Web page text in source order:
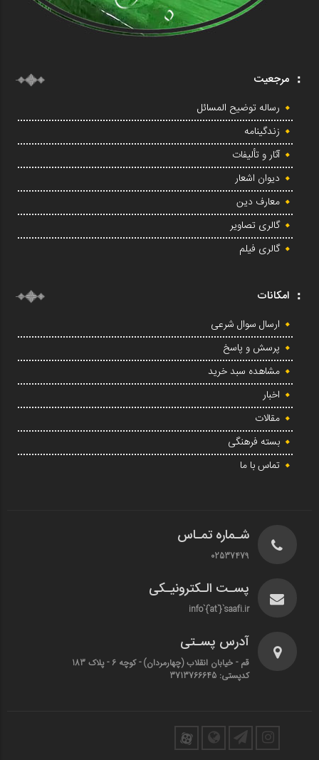
مرجعیت
رساله توضیح المسائل
زندگینامه
آثار و تألیفات
دیوان اشعار
معارف دین
گالری تصاویر
گالری فیلم
امکانات
ارسال سوال شرعی
پرسش و پاسخ
مشاهده سبد خرید
اخبار
مقالات
بسته فرهنگی
تماس با ما
شـماره تمـاس
02537479
پسـت الـکترونیـکی
info`{`at`}`saafi.ir
آدرس پسـتی
قم - خیابان انقلاب (چهارمردان)‌ - کوچه 6 - پلاک 183
کدپستی: 3713766645